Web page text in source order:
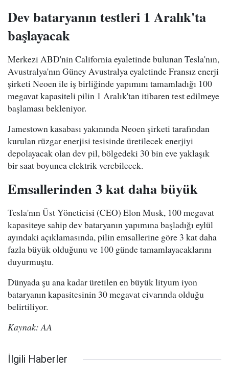
Dev bataryanın testleri 1 Aralık'ta
başlayacak
Merkezi ABD'nin California eyaletinde bulunan Tesla'nın,
Avustralya'nın Güney Avustralya eyaletinde Fransız enerji
şirketi Neoen ile iş birliğinde yapımını tamamladığı 100
megavat kapasiteli pilin 1 Aralık'tan itibaren test edilmeye
başlaması bekleniyor.
Jamestown kasabası yakınında Neoen şirketi tarafından
kurulan rüzgar enerjisi tesisinde üretilecek enerjiyi
depolayacak olan dev pil, bölgedeki 30 bin eve yaklaşık
bir saat boyunca elektrik verebilecek.
Emsallerinden 3 kat daha büyük
Tesla'nın Üst Yöneticisi (CEO) Elon Musk, 100 megavat
kapasiteye sahip dev bataryanın yapımına başladığı eylül
ayındaki açıklamasında, pilin emsallerine göre 3 kat daha
fazla büyük olduğunu ve 100 günde tamamlayacaklarını
duyurmuştu.
Dünyada şu ana kadar üretilen en büyük lityum iyon
bataryanın kapasitesinin 30 megavat civarında olduğu
belirtiliyor.
Kaynak: AA
İlgili Haberler